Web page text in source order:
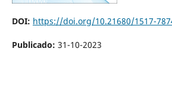
DOI: https://doi.org/10.21680/1517-
Publicado: 31-10-2023